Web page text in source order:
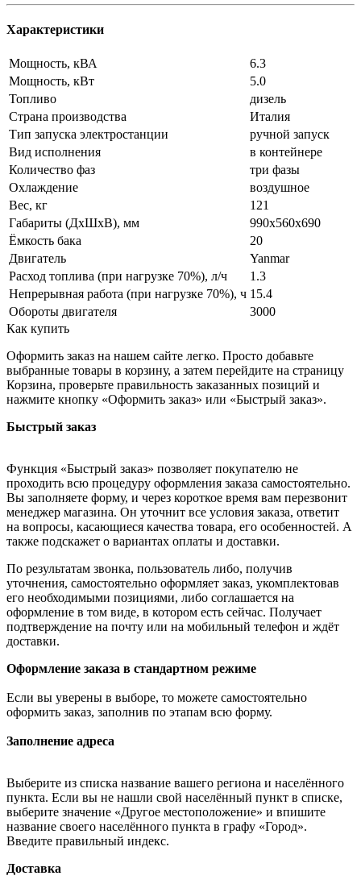
Характеристики
Мощность, кВА
6.3
Мощность, кВт
5.0
Топливо
дизель
Страна производства
Италия
Тип запуска электростанции
ручной запуск
Вид исполнения
в контейнере
Количество фаз
три фазы
Охлаждение
воздушное
Вес, кг
121
Габариты (ДхШхВ), мм
990x560x690
Ёмкость бака
20
Двигатель
Yanmar
Расход топлива (при нагрузке 70%), л/ч
1.3
Непрерывная работа (при нагрузке 70%), ч 15.4
Обороты двигателя
3000
Как купить
Оформить заказ на нашем сайте легко. Просто добавьте
выбранные товары в корзину, а затем перейдите на страницу
Корзина, проверьте правильность заказанных позиций и
нажмите кнопку «Оформить заказ» или «Быстрый заказ».
Быстрый заказ
Функция «Быстрый заказ» позволяет покупателю не
проходить всю процедуру оформления заказа самостоятельно.
Вы заполняете форму, и через короткое время вам перезвонит
менеджер магазина. Он уточнит все условия заказа, ответит
на вопросы, касающиеся качества товара, его особенностей. А
также подскажет о вариантах оплаты и доставки.
По результатам звонка, пользователь либо, получив
уточнения, самостоятельно оформляет заказ, укомплектовав
его необходимыми позициями, либо соглашается на
оформление в том виде, в котором есть сейчас. Получает
подтверждение на почту или на мобильный телефон и ждёт
доставки.
Оформление заказа в стандартном режиме
Если вы уверены в выборе, то можете самостоятельно
оформить заказ, заполнив по этапам всю форму.
Заполнение адреса
Выберите из списка название вашего региона и населённого
пункта. Если вы не нашли свой населённый пункт в списке,
выберите значение «Другое местоположение» и впишите
название своего населённого пункта в графу «Город».
Введите правильный индекс.
Доставка